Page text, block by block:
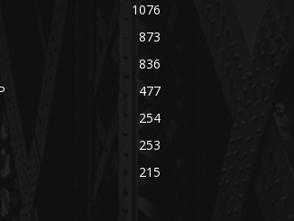
1076
873
836
477
254
253
215